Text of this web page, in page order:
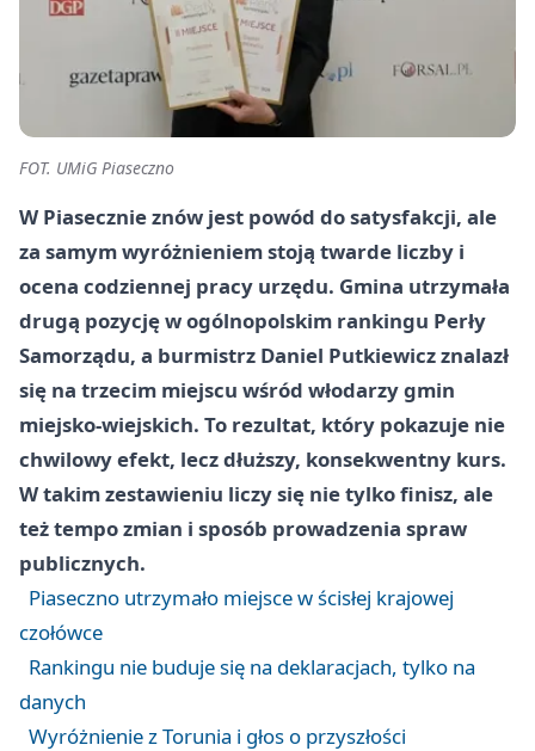
FOT. UMiG Piaseczno
W Piasecznie znów jest powód do satysfakcji, ale
za samym wyróżnieniem stoją twarde liczby i
ocena codziennej pracy urzędu. Gmina utrzymała
drugą pozycję w ogólnopolskim rankingu Perły
Samorządu, a burmistrz Daniel Putkiewicz znalazł
się na trzecim miejscu wśród włodarzy gmin
miejsko-wiejskich. To rezultat, który pokazuje nie
chwilowy efekt, lecz dłuższy, konsekwentny kurs.
W takim zestawieniu liczy się nie tylko finisz, ale
też tempo zmian i sposób prowadzenia spraw
publicznych.
Piaseczno utrzymało miejsce w ścisłej krajowej
czołówce
Rankingu nie buduje się na deklaracjach, tylko na
danych
Wyróżnienie z Torunia i głos o przyszłości